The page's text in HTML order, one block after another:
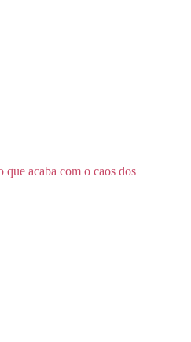
que acaba com o caos dos